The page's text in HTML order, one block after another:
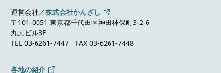
運営会社／株式会社かんざし
〒101-0051 東京都千代田区神田神保町3-2-6
丸元ビル3F
TEL03-6261-7447 FAX 03-6261-7448
各地の紹介